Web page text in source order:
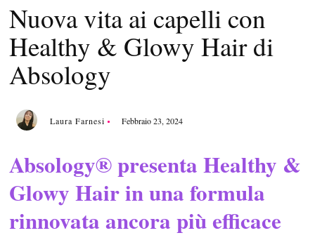
Nuova vita ai capelli con
Healthy & Glowy Hair di
Absology
Laura Farnesi Febbraio 23, 2024
Absology® presenta Healthy &
Glowy Hair in una formula
rinnovata ancora più efficace